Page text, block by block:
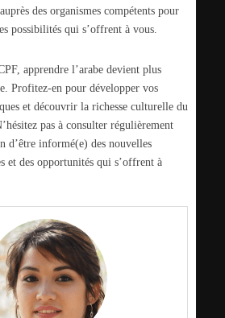
des organismes compétents pour
possibilités qui s’offrent à vous.
apprendre l’arabe devient plus
Profitez-en pour développer vos
et découvrir la richesse culturelle du
pas à consulter régulièrement
d’être informé(e) des nouvelles
et des opportunités qui s’offrent à